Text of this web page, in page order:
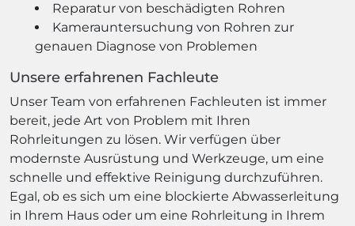
Reparatur von beschädigten Rohren
Kamerauntersuchung von Rohren zur
genauen Diagnose von Problemen
Unsere erfahrenen Fachleute
Unser Team von erfahrenen Fachleuten ist immer
bereit, jede Art von Problem mit Ihren
Rohrleitungen zu lösen. Wir verfügen über
modernste Ausrüstung und Werkzeuge, um eine
schnelle und effektive Reinigung durchzuführen.
Egal, ob es sich um eine blockierte Abwasserleitung
in Ihrem Haus oder um eine Rohrleitung in Ihrem